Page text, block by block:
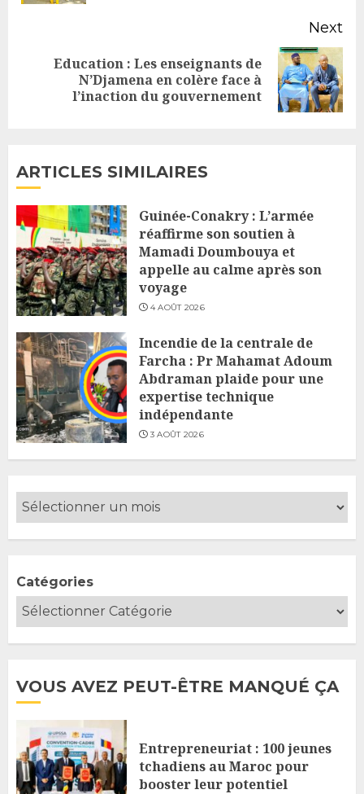
Next
Next
Education : Les enseignants de
N’Djamena en colère face à
l’inaction du gouvernement
ARTICLES SIMILAIRES
Guinée-Conakry : L’armée
réaffirme son soutien à
Mamadi Doumbouya et
appelle au calme après son
voyage
4 AOÛT 2026
Incendie de la centrale de
Farcha : Pr Mahamat Adoum
Abdraman plaide pour une
expertise technique
indépendante
3 AOÛT 2026
Catégories
VOUS AVEZ PEUT-ÊTRE MANQUÉ ÇA
Entrepreneuriat : 100 jeunes
tchadiens au Maroc pour
booster leur potentiel